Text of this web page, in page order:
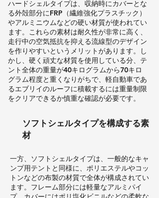
ハードシェルタイプは、収納時にカバーとな
る外殻部分にFRP（繊維強化プラスチック）
やアルミニウムなどの硬い材質が使われてい
ます。これらの素材は耐久性が非常に高く、
走行中の空気抵抗を抑える流線型のデザイン
を作りやすいというメリットがあります。し
かし、硬く頑丈な材質を使用している分、テ
ント全体の重量が40キログラムから70キロ
グラム程度と重くなりがちで、軽自動車であ
るエブリイのルーフに積載するには重量制限
をクリアできるか慎重な確認が必要です。
ソフトシェルタイプを構成する素
材
一方、ソフトシェルタイプは、一般的なキャ
ンプ用テントと同様に、ポリエステルやコッ
トンなどの布製の材質で全体が構成されてい
ます。フレーム部分には軽量なアルミパイ